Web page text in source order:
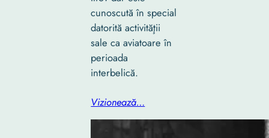
cunoscută în special
datorită activităţii
sale ca aviatoare în
perioada
interbelică.
Vizionează…